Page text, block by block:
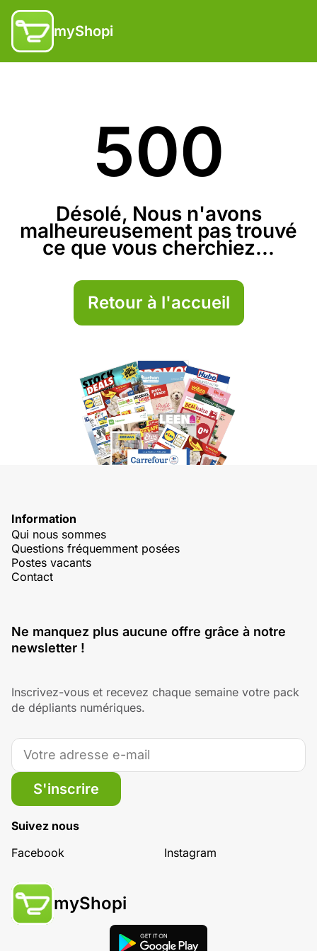
myShopi
500
Désolé, Nous n'avons
malheureusement pas trouvé
ce que vous cherchiez...
Retour à l'accueil
Information
Qui nous sommes
Questions fréquemment posées
Postes vacants
Contact
Ne manquez plus aucune offre grâce à notre
newsletter !
Inscrivez-vous et recevez chaque semaine votre pack
de dépliants numériques.
S'inscrire
Suivez nous
Facebook
Instagram
myShopi